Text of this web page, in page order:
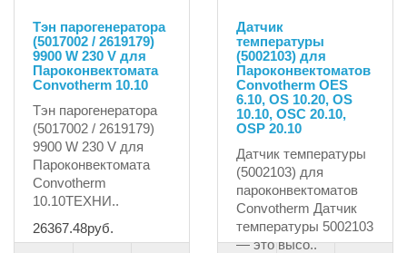
Тэн парогенератора
(5017002 / 2619179)
9900 W 230 V для
Пароконвектомата
Convotherm 10.10
Тэн парогенератора
(5017002 / 2619179)
9900 W 230 V для
Пароконвектомата
Convotherm
10.10ТЕХНИ..
26367.48руб.
Датчик
температуры
(5002103) для
Пароконвектоматов
Convotherm OES
6.10, OS 10.20, OS
10.10, OSC 20.10,
OSP 20.10
Датчик температуры
(5002103) для
пароконвектоматов
Convotherm Датчик
температуры 5002103
— это высо..